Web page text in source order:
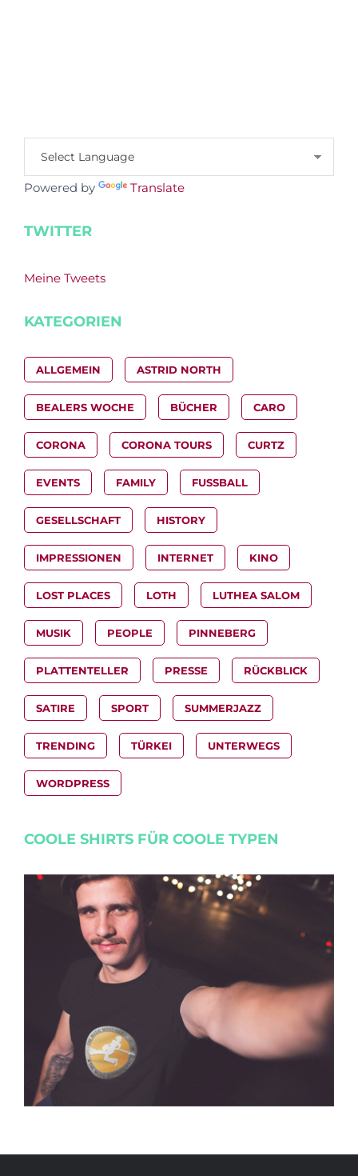
Powered by Translate
TWITTER
Meine Tweets
KATEGORIEN
ALLGEMEIN ASTRID NORTH
BEALERS WOCHE BÜCHER CARO
CORONA CORONA TOURS CURTZ
EVENTS FAMILY FUSSBALL
GESELLSCHAFT HISTORY
IMPRESSIONEN INTERNET KINO
LOST PLACES LOTH LUTHEA SALOM
MUSIK PEOPLE PINNEBERG
PLATTENTELLER PRESSE RÜCKBLICK
SATIRE SPORT SUMMERJAZZ
TRENDING TÜRKEI UNTERWEGS
WORDPRESS
COOLE SHIRTS FÜR COOLE TYPEN